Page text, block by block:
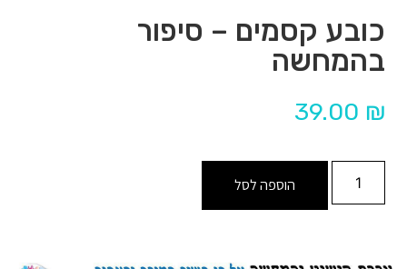
כובע קסמים – סיפור
בהמחשה
39.00 ₪
הוספה לסל